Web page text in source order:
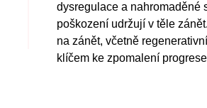
dysregulace a nahromaděné
poškození udržují v těle
na zánět, včetně
klíčem ke zpomalení